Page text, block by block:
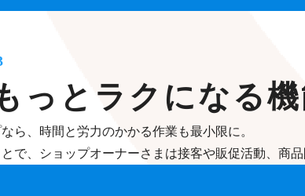
っとラクになる
ら、時間と労力のかかる作業も最小限に。
で、ショップオーナーさまは接客や販促活動、商